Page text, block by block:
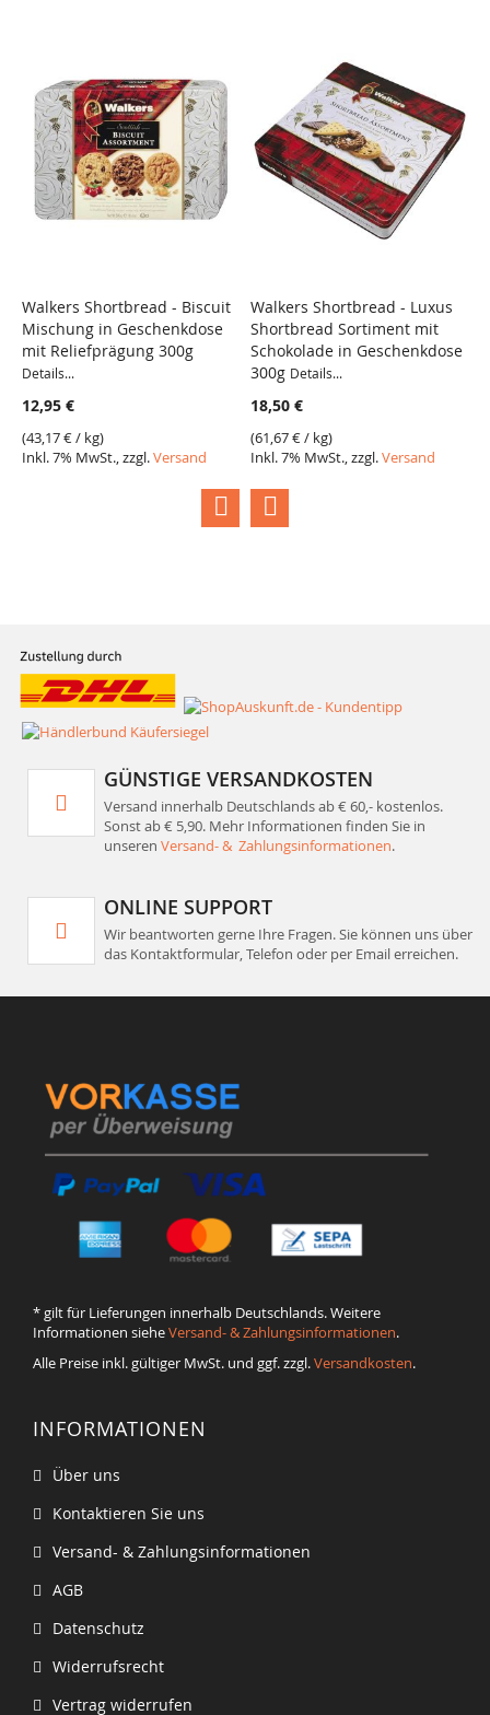
Walkers Shortbread - Biscuit
Mischung in Geschenkdose
mit Reliefprägung 300g
Details...
12,95 €
(43,17 €/ kg)
Inkl. 7% MwSt., zzgl.Versand
Walkers Shortbread - Luxus
Shortbread Sortiment mit
Schokolade in Geschenkdose
300g Details...
18,50 €
(61,67 €/ kg)
Inkl. 7% MwSt., zzgl.Versand
GÜNSTIGE VERSANDKOSTEN
Versand innerhalb Deutschlands ab € 60,- kostenlos.
Sonst ab € 5,90. Mehr Informationen finden Sie in
unseren Versand- & Zahlungsinformationen.
ONLINE SUPPORT
Wir beantworten gerne Ihre Fragen. Sie können uns über
das Kontaktformular, Telefon oder per Email erreichen.
* gilt für Lieferungen innerhalb Deutschlands. Weitere
Informationen sieheVersand- & Zahlungsinformationen.
Alle Preise inkl. gültiger MwSt. und ggf. zzgl.Versandkosten.
INFORMATIONEN
Über uns
Kontaktieren Sie uns
Versand- & Zahlungsinformationen
AGB
Datenschutz
Widerrufsrecht
Vertrag widerrufen